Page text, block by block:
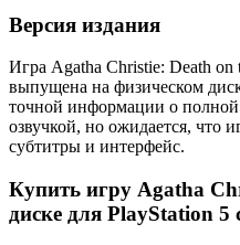
Версия издания
Игра Agatha Christie: Death on
выпущена на физическом
точной информации о полной
озвучкой, но ожидается, что
субтитры и интерфейс.
Купить игру Agatha
диске для PlayStation